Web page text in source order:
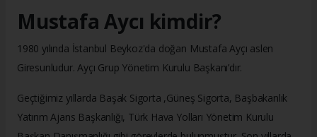
Mustafa Aycı kimdir?
1980 yılında İstanbul Beykoz'da doğan Mustafa Ayçı aslen
Giresunludur. Ayçı Grup Yönetim Kurulu Başkanı’dır.
Geçtiğimiz yıllarda Başak Sigorta ,Güneş Sigorta, Başbakanlık
Yatırım Ajans Başkanlığı, Türk Hava Yolları Yönetim Kurulu